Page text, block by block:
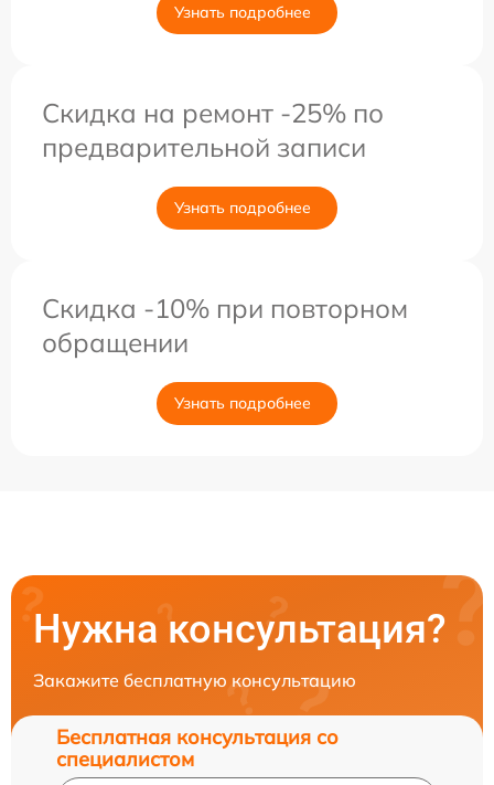
Узнать подробнее
Скидка на ремонт -25% по
предварительной записи
Узнать подробнее
Скидка -10% при повторном
обращении
Узнать подробнее
Нужна консультация?
Закажите бесплатную консультацию
Бесплатная консультация со
специалистом